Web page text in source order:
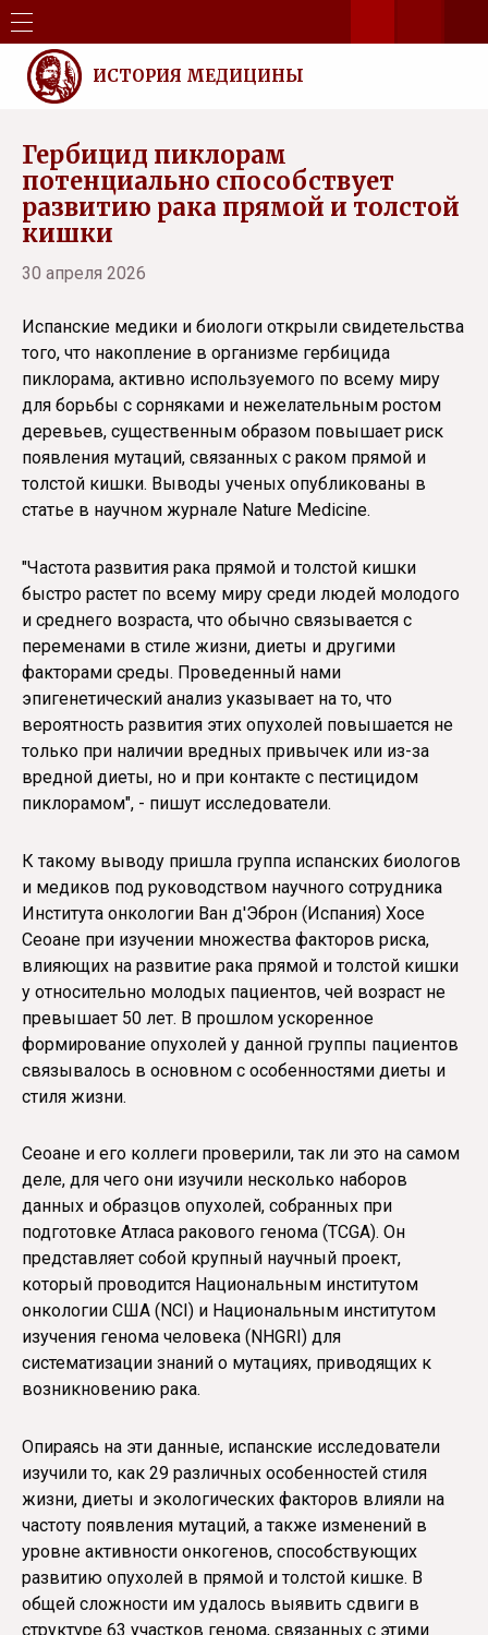
ИСТОРИЯ МЕДИЦИНЫ
Гербицид пиклорам
потенциально способствует
развитию рака прямой и толстой
кишки
30 апреля 2026
Испанские медики и биологи открыли свидетельства
того, что накопление в организме гербицида
пиклорама, активно используемого по всему миру
для борьбы с сорняками и нежелательным ростом
деревьев, существенным образом повышает риск
появления мутаций, связанных с раком прямой и
толстой кишки. Выводы ученых опубликованы в
статье в научном журнале Nature Medicine.
"Частота развития рака прямой и толстой кишки
быстро растет по всему миру среди людей молодого
и среднего возраста, что обычно связывается с
переменами в стиле жизни, диеты и другими
факторами среды. Проведенный нами
эпигенетический анализ указывает на то, что
вероятность развития этих опухолей повышается не
только при наличии вредных привычек или из-за
вредной диеты, но и при контакте с пестицидом
пиклорамом", - пишут исследователи.
К такому выводу пришла группа испанских биологов
и медиков под руководством научного сотрудника
Института онкологии Ван д'Эброн (Испания) Хосе
Сеоане при изучении множества факторов риска,
влияющих на развитие рака прямой и толстой кишки
у относительно молодых пациентов, чей возраст не
превышает 50 лет. В прошлом ускоренное
формирование опухолей у данной группы пациентов
связывалось в основном с особенностями диеты и
стиля жизни.
Сеоане и его коллеги проверили, так ли это на самом
деле, для чего они изучили несколько наборов
данных и образцов опухолей, собранных при
подготовке Атласа ракового генома (TCGA). Он
представляет собой крупный научный проект,
который проводится Национальным институтом
онкологии США (NCI) и Национальным институтом
изучения генома человека (NHGRI) для
систематизации знаний о мутациях, приводящих к
возникновению рака.
Опираясь на эти данные, испанские исследователи
изучили то, как 29 различных особенностей стиля
жизни, диеты и экологических факторов влияли на
частоту появления мутаций, а также изменений в
уровне активности онкогенов, способствующих
развитию опухолей в прямой и толстой кишке. В
общей сложности им удалось выявить сдвиги в
структуре 63 участков генома, связанных с этими